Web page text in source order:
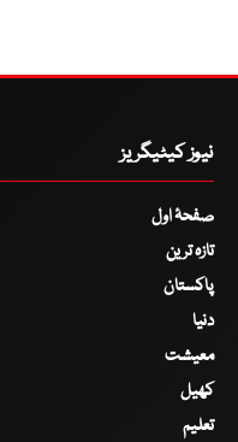
نیوز کیٹیگریز
صفحۂ اول
تازہ ترین
پاکستان
دنیا
معیشت
کھیل
تعلیم